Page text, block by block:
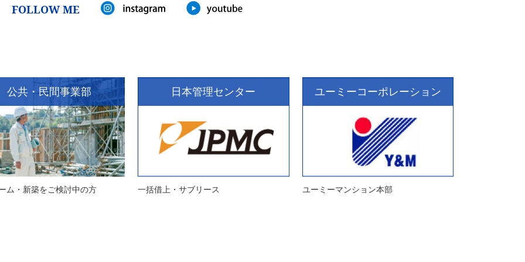
FOLLOW ME
公共・民間事業部
ム・新築をご検討中の方
日本管理センター
一括借上・サブリース
ユーミーコーポレーション
ユーミーマンション本部